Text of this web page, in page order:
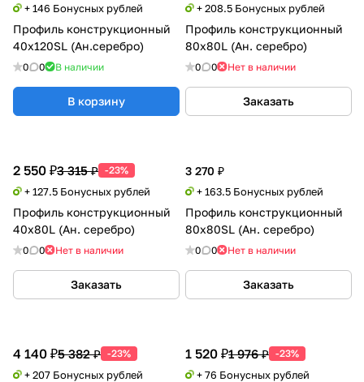
+ 146 Бонусных рублей
Профиль конструкционный
40х120SL (Ан.серебро)
0 0 В наличии
В корзину
+ 208.5 Бонусных рублей
Профиль конструкционный
80х80L (Ан. серебро)
0 0 Нет в наличии
Заказать
2 550 ₽3 315 ₽ -23%
+ 127.5 Бонусных рублей
Профиль конструкционный
40х80L (Ан. серебро)
0 0 Нет в наличии
Заказать
3 270 ₽
+ 163.5 Бонусных рублей
Профиль конструкционный
80х80SL (Ан. серебро)
0 0 Нет в наличии
Заказать
4 140 ₽5 382 ₽ -23%
+ 207 Бонусных рублей
1 520 ₽1 976 ₽ -23%
+ 76 Бонусных рублей